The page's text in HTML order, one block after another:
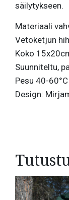
säilytykseen.
Materiaali
Vetoketjun
Koko
Suunniteltu,
Pesu 40-
Design: